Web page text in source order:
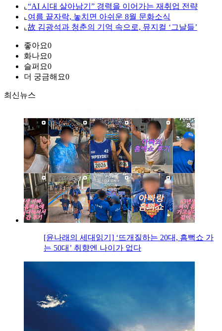
⌞ “AI 시대 살아남기” 경력을 이어가는 재취업 전략
⌞ 여름 끝자락, 놓치면 아쉬운 8월 문화소식
⌞ 故 김광석과 청춘의 기억 속으로, 뮤지컬 ‘그날들’
좋아요0
화나요0
슬퍼요0
더 궁금해요0
최신뉴스
[윤나래의 세대읽기] ‘뜨개질하는 20대, 흠뻑쇼 가
는 50대’ 취향엔 나이가 없다